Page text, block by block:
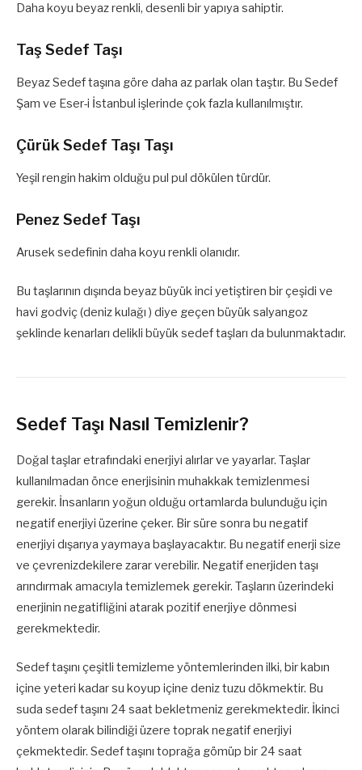
Daha koyu beyaz renkli, desenli bir yapıya sahiptir.
Taş Sedef Taşı
Beyaz Sedef taşına göre daha az parlak olan taştır. Bu Sedef
Şam ve Eser-i İstanbul işlerinde çok fazla kullanılmıştır.
Çürük Sedef Taşı Taşı
Yeşil rengin hakim olduğu pul pul dökülen türdür.
Penez Sedef Taşı
Arusek sedefinin daha koyu renkli olanıdır.
Bu taşlarının dışında beyaz büyük inci yetiştiren bir çeşidi ve
havi godviç (deniz kulağı ) diye geçen büyük salyangoz
şeklinde kenarları delikli büyük sedef taşları da bulunmaktadır.
Sedef Taşı Nasıl Temizlenir?
Doğal taşlar etrafındaki enerjiyi alırlar ve yayarlar. Taşlar
kullanılmadan önce enerjisinin muhakkak temizlenmesi
gerekir. İnsanların yoğun olduğu ortamlarda bulunduğu için
negatif enerjiyi üzerine çeker. Bir süre sonra bu negatif
enerjiyi dışarıya yaymaya başlayacaktır. Bu negatif enerji size
ve çevrenizdekilere zarar verebilir. Negatif enerjiden taşı
arındırmak amacıyla temizlemek gerekir. Taşların üzerindeki
enerjinin negatifliğini atarak pozitif enerjiye dönmesi
gerekmektedir.
Sedef taşını çeşitli temizleme yöntemlerinden ilki, bir kabın
içine yeteri kadar su koyup içine deniz tuzu dökmektir. Bu
suda sedef taşını 24 saat bekletmeniz gerekmektedir. İkinci
yöntem olarak bilindiği üzere toprak negatif enerjiyi
çekmektedir. Sedef taşını toprağa gömüp bir 24 saat